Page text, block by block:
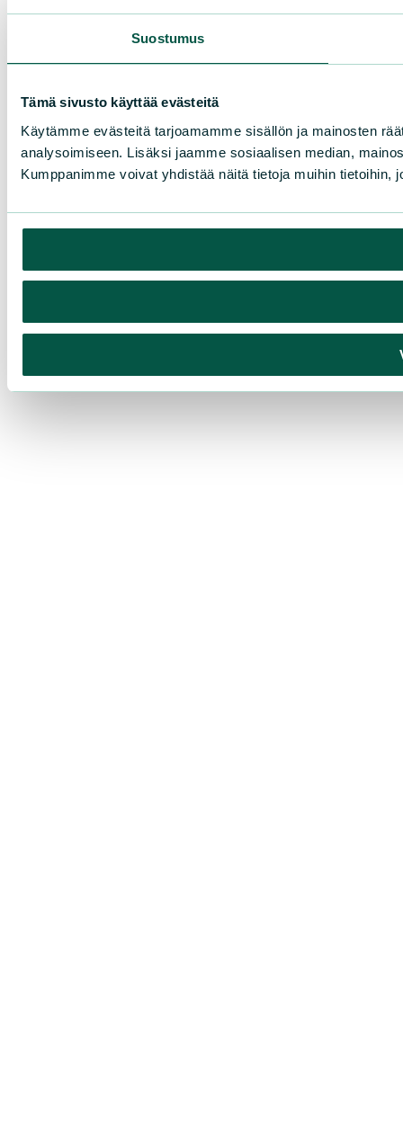
Suostumus
Tämä sivusto käyttää evästeitä
Käytämme evästeitä tarjoamamme sisällön ja mainosten
analysoimiseen. Lisäksi jaamme sosiaalisen median,
Kumppanimme voivat yhdistää näitä tietoja muihin tietoihin,